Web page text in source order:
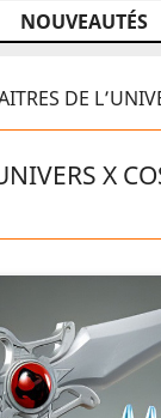
NOUVEAUTÉS
DE
X